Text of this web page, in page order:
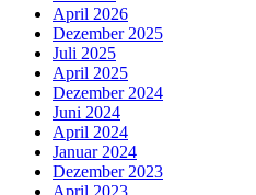
April 2026
Dezember 2025
Juli 2025
April 2025
Dezember 2024
Juni 2024
April 2024
Januar 2024
Dezember 2023
April 2023